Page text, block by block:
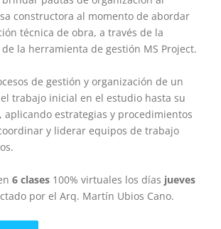
constructora al momento de abordar
técnica de obra, a través de la
la herramienta de gestión MS Project.
de gestión y organización de un
trabajo inicial en el estudio hasta su
aplicando estrategias y procedimientos
y liderar equipos de trabajo
6 clases100% virtuales los días jueves
por el Arq. Martín Ubios Cano.